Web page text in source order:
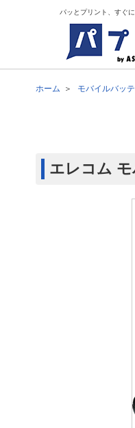
パッとプリント、すぐ
ホーム モバイルバッ
エレコム